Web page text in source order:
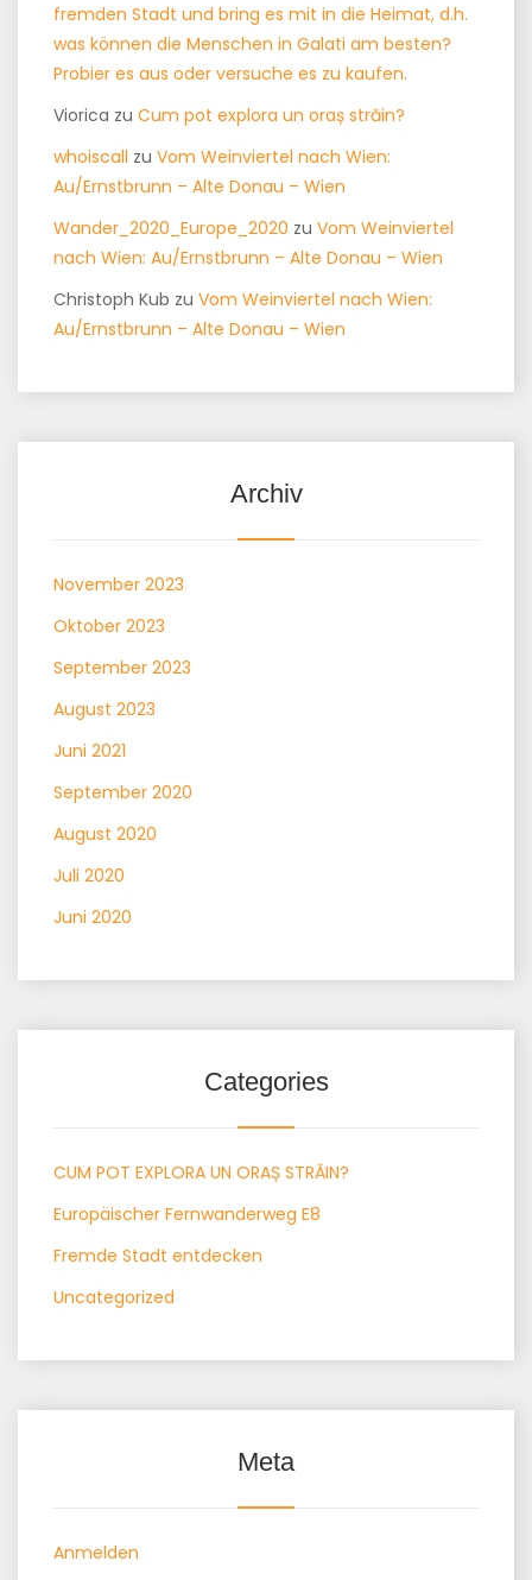
fremden Stadt und bring es mit in die Heimat, d.h.
was können die Menschen in Galati am besten?
Probier es aus oder versuche es zu kaufen.
Viorica zu Cum pot explora un oraș străin?
whoiscall zu Vom Weinviertel nach Wien:
Au/Ernstbrunn – Alte Donau – Wien
Wander_2020_Europe_2020 zu Vom Weinviertel
nach Wien: Au/Ernstbrunn – Alte Donau – Wien
Christoph Kub zu Vom Weinviertel nach Wien:
Au/Ernstbrunn – Alte Donau – Wien
Archiv
November 2023
Oktober 2023
September 2023
August 2023
Juni 2021
September 2020
August 2020
Juli 2020
Juni 2020
Categories
CUM POT EXPLORA UN ORAȘ STRĂIN?
Europäischer Fernwanderweg E8
Fremde Stadt entdecken
Uncategorized
Meta
Anmelden